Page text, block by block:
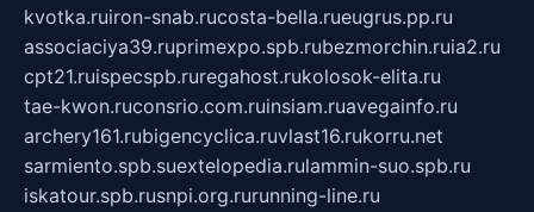
kvotka.ruiron-snab.rucosta-bella.rueugrus.pp.ru
associaciya39.ruprimexpo.spb.rubezmorchin.ruia2.ru
cpt21.ruispecspb.ruregahost.rukolosok-elita.ru
tae-kwon.ruconsrio.com.ruinsiam.ruavegainfo.ru
archery161.rubigencyclica.ruvlast16.rukorru.net
sarmiento.spb.suextelopedia.rulammin-suo.spb.ru
iskatour.spb.rusnpi.org.rurunning-line.ru